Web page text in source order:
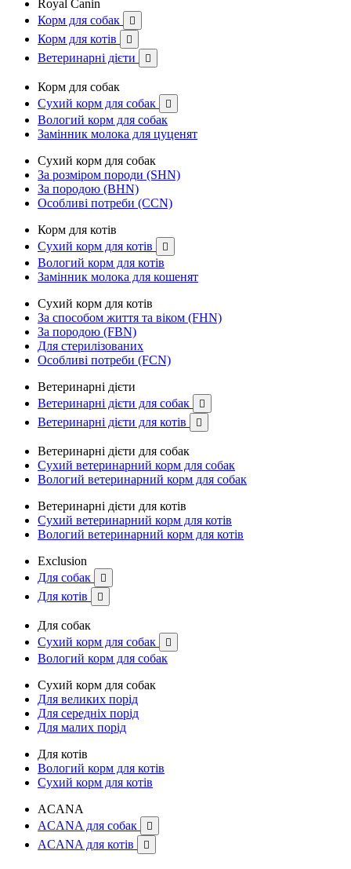
Royal Canin
Корм для собак

Корм для котів 
Ветеринарні дієти 
Корм для собак
Сухий корм для собак

Вологий корм для собак
Замінник молока для цуценят
Сухий корм для собак
За розміром породи (SHN)
За породою (BHN)
Особливі потреби (CCN)
Корм для котів
Сухий корм для котів

Вологий корм для котів
Замінник молока для кошенят
Сухий корм для котів
За способом життя та віком (FHN)
За породою (FBN)
Для стерилізованих
Особливі потреби (FCN)
Ветеринарні дієти
Ветеринарні дієти для собак

Ветеринарні дієти для котів 
Ветеринарні дієти для собак
Сухий ветеринарний корм для собак
Вологий ветеринарний корм для собак
Ветеринарні дієти для котів
Сухий ветеринарний корм для котів
Вологий ветеринарний корм для котів
Exclusion
Для собак

Для котів 
Для собак
Сухий корм для собак

Вологий корм для собак
Сухий корм для собак
Для великих порід
Для середніх порід
Для малих порід
Для котів
Вологий корм для котів
Сухий корм для котів
ACANA
ACANA для собак

ACANA для котів 